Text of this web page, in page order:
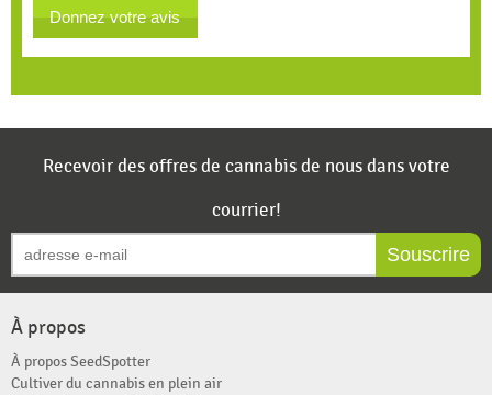
Donnez votre avis
Recevoir des offres de cannabis de nous dans votre
courrier!
Souscrire
À propos
À propos SeedSpotter
Cultiver du cannabis en plein air